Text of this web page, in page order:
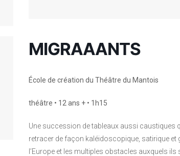
MIGRAAANTS
École de création du Théâtre du Mantois
théâtre • 12 ans + • 1h15
Une succession de tableaux aussi
retracer de façon kaléidoscopique, satirique et
l’Europe et les multiples obstacles auxquels